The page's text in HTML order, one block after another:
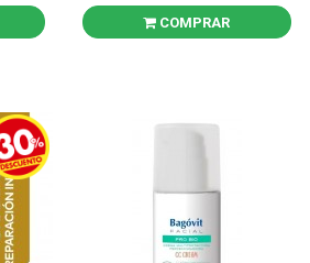
COMPRAR